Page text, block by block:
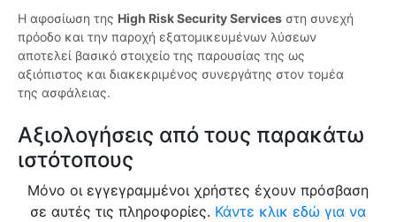
Η αφοσίωση της High Risk Security Services στη συνεχή
πρόοδο και την παροχή εξατομικευμένων λύσεων
αποτελεί βασικό στοιχείο της παρουσίας της ως
αξιόπιστος και διακεκριμένος συνεργάτης στον τομέα
της ασφάλειας.
Αξιολογήσεις από τους παρακάτω
ιστότοπους
Μόνο οι εγγεγραμμένοι χρήστες έχουν πρόσβαση
σε αυτές τις πληροφορίες. Κάντε κλικ εδώ για να